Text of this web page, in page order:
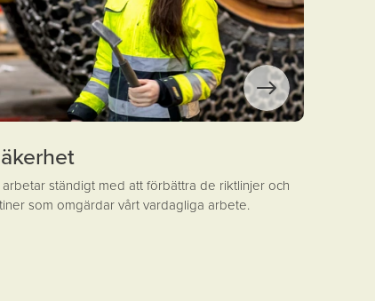
ständigt med att förbättra de riktlinjer och
som omgärdar vårt vardagliga arbete.